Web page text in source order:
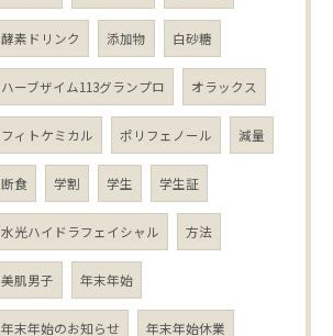
酵素ドリンク 添加物 白砂糖
ハーブザイム113グランプロ オラックス
フィトケミカル ポリフェノール 減量
断食 学割 学生 学生証
水光ハイドラフェイシャル 方法
美肌男子 年末年始
年末年始のお知らせ 年末年始休業